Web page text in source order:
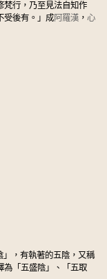
梵行，乃至見法自知作
受後有。」成阿羅漢 ， 心
，有執著的五陰，又稱
為「五盛陰」、「五取